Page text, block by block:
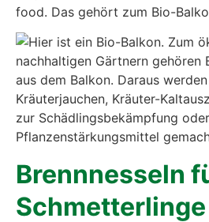
food. Das gehört zum Bio-
Brenn­nes­seln
Schmet­ter­lin­ge